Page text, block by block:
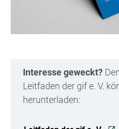
Interesse geweckt?
Leitfaden der gif e. V.
herunterladen: